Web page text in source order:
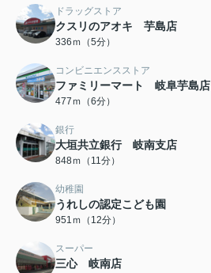
ドラッグストア
クスリのアオキ 芋島店
336ｍ（5分）
コンビニエンスストア
ファミリーマート 岐阜芋島店
477ｍ（6分）
銀行
大垣共立銀行 岐南支店
848ｍ（11分）
幼稚園
うれしの認定こども園
951ｍ（12分）
スーパー
三心 岐南店